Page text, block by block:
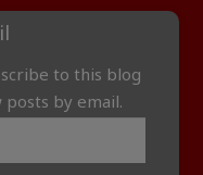
to this blog
by email.